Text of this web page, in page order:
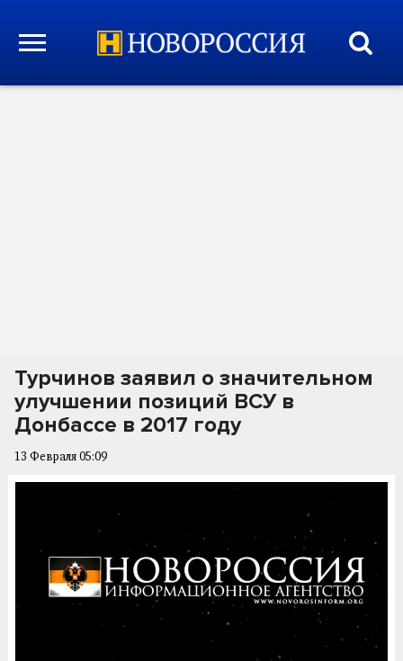
Турчинов заявил о значительном
улучшении позиций ВСУ в
Донбассе в 2017 году
13 Февраля 05:09